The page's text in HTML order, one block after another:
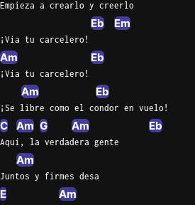
Empieza a crearlo y creerlo
Eb Em
¡Vía tu carcelero!
Am Eb
¡Vía tu carcelero!
Am Eb
¡Se libre como el condor en vuelo!
C Am G Am Eb
Aquí, la verdadera gente
Am
Juntos y firmes desa
E Am